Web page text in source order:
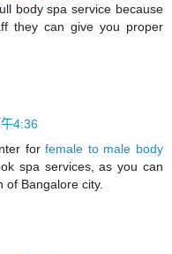
body spa service because
they can give you proper
4:36
forfemale to male body
spa services, as you can
of Bangalore city.